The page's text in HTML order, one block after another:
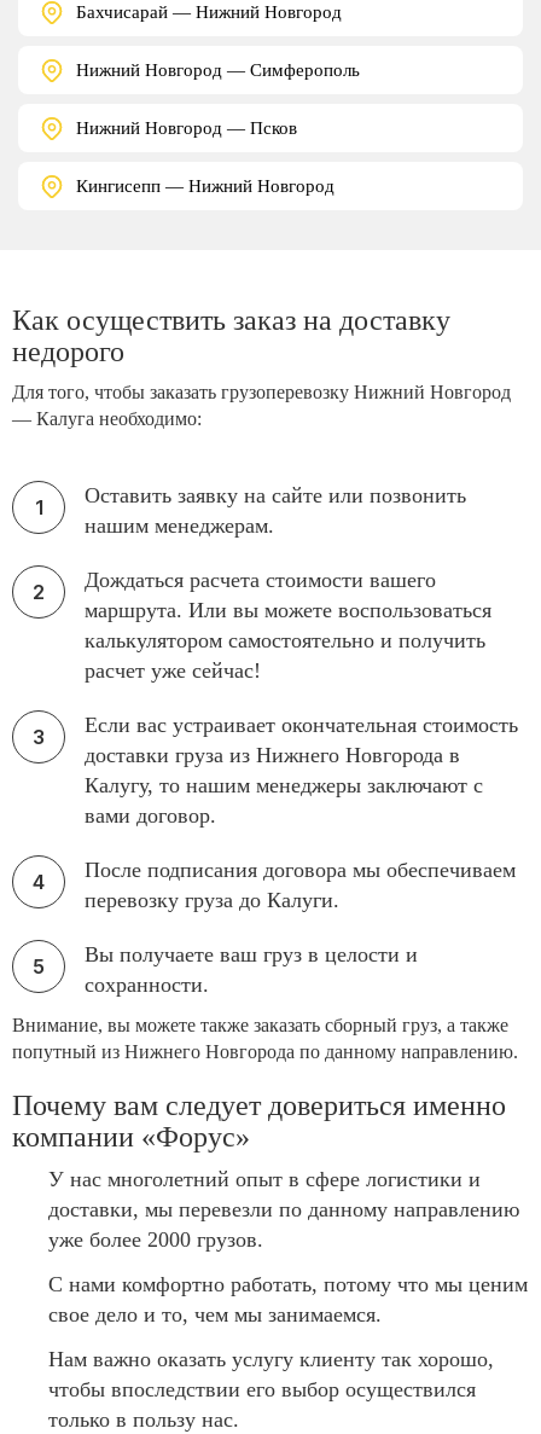
Бахчисарай — Нижний Новгород
Нижний Новгород — Симферополь
Нижний Новгород — Псков
Кингисепп — Нижний Новгород
Как осуществить заказ на доставку
недорого
Для того, чтобы заказать грузоперевозку Нижний Новгород
— Калуга необходимо:
Оставить заявку на сайте или позвонить
нашим менеджерам.
Дождаться расчета стоимости вашего
маршрута. Или вы можете воспользоваться
калькулятором самостоятельно и получить
расчет уже сейчас!
Если вас устраивает окончательная стоимость
доставки груза из Нижнего Новгорода в
Калугу, то нашим менеджеры заключают с
вами договор.
После подписания договора мы обеспечиваем
перевозку груза до Калуги.
Вы получаете ваш груз в целости и
сохранности.
Внимание, вы можете также заказать сборный груз, а также
попутный из Нижнего Новгорода по данному направлению.
Почему вам следует довериться именно
компании «Форус»
У нас многолетний опыт в сфере логистики и
доставки, мы перевезли по данному направлению
уже более 2000 грузов.
С нами комфортно работать, потому что мы ценим
свое дело и то, чем мы занимаемся.
Нам важно оказать услугу клиенту так хорошо,
чтобы впоследствии его выбор осуществился
только в пользу нас.